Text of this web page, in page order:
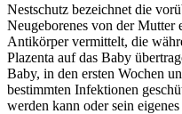
Nestschutz bezeichnet die
Neugeborenes von der
Antikörper vermittelt, die
Plazenta auf das Baby
Baby, in den ersten Wochen
bestimmten Infektionen
werden kann oder sein